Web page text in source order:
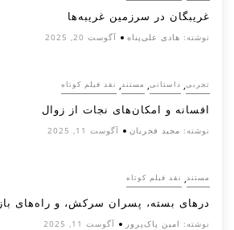
غریبگان در سرزمین غریبه‌ها
نوشته: هادی علی‌پناه آگوست 20, 2025
تجربی, داستانی, مستند, نقد فیلم کوتاه
افسانه‌ و امکان‌های نجات از زوال
نوشته: مجید فخریان آگوست 11, 2025
مستند, نقد فیلم کوتاه
درهای بسته، پسران سرکش، و راه‌های
نوشته: امین پاک‌پرور آگوست 11, 2025